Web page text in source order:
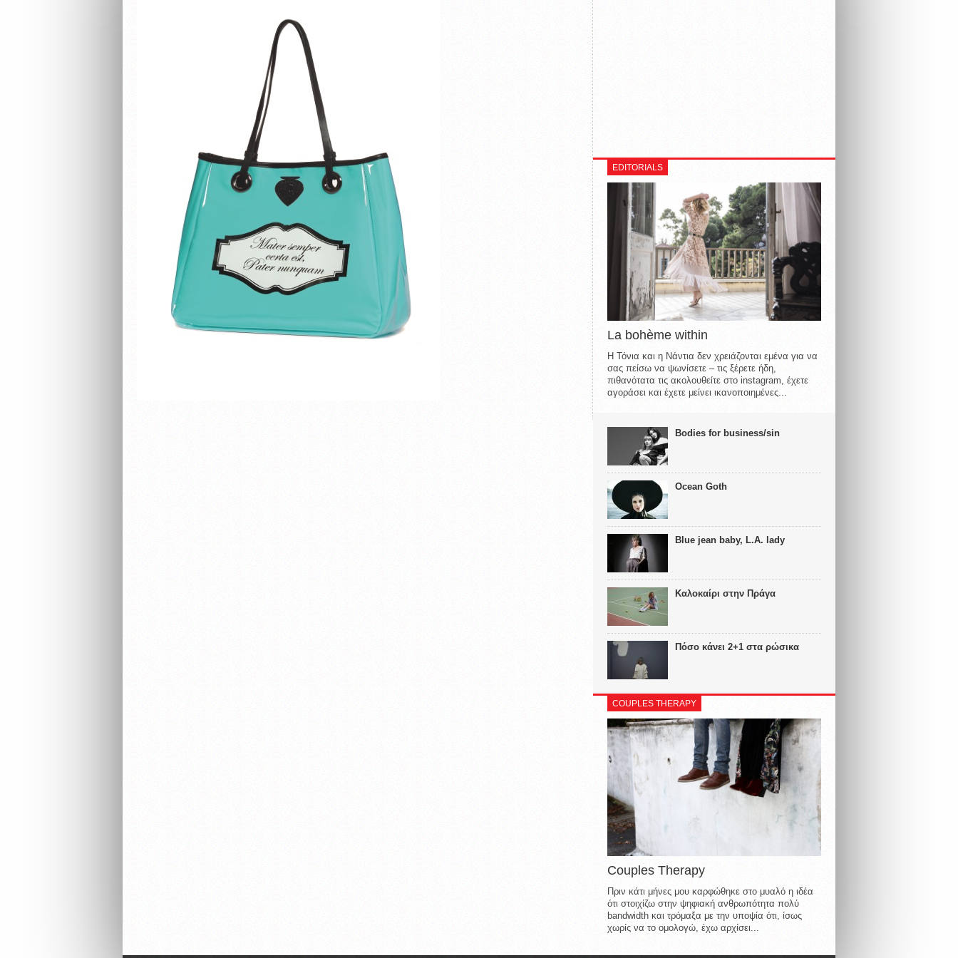
EDITORIALS
La bohème within
Η Τόνια και η Νάντια δεν χρειάζονται εμένα για να
σας πείσω να ψωνίσετε – τις ξέρετε ήδη,
πιθανότατα τις ακολουθείτε στο instagram, έχετε
αγοράσει και έχετε μείνει ικανοποιημένες...
Bodies for business/sin
Ocean Goth
Blue jean baby, L.A. lady
Καλοκαίρι στην Πράγα
Πόσο κάνει 2+1 στα ρώσικα
COUPLES THERAPY
Couples Therapy
Πριν κάτι μήνες μου καρφώθηκε στο μυαλό η ιδέα
ότι στοιχίζω στην ψηφιακή ανθρωπότητα πολύ
bandwidth και τρόμαξα με την υποψία ότι, ίσως
χωρίς να το ομολογώ, έχω αρχίσει...